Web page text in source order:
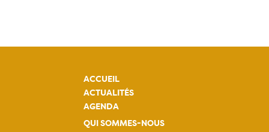
ACCUEIL
ACTUALITÉS
AGENDA
QUI SOMMES-NOUS